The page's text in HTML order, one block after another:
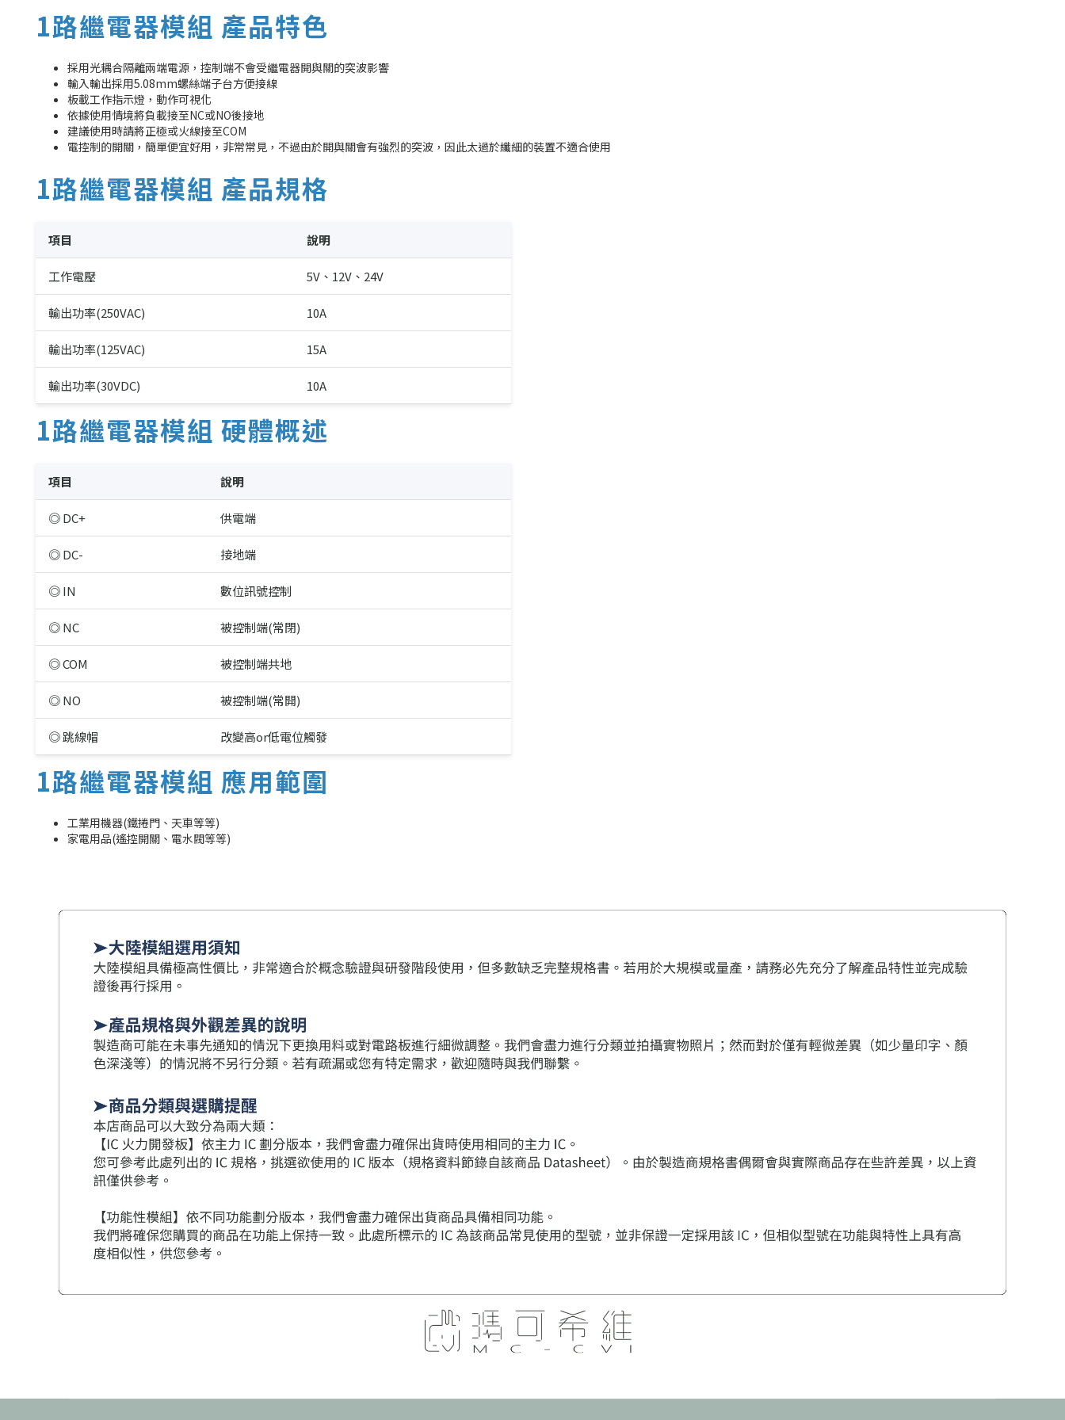
1路繼電器模組 產品特色
採用光耦合隔離兩端電源，控制端不會受繼電器開與關的突波影響
輸入輸出採用5.08mm螺絲端子台方便接線
板載工作指示燈，動作可視化
依據使用情境將負載接至NC或NO後接地
建議使用時請將正極或火線接至COM
電控制的開關，簡單便宜好用，非常常見，不過由於開與關會有強烈的突波，因此太過於纖細的裝置不適合使用
1路繼電器模組 產品規格
項目 說明
工作電壓 5V、12V、24V
輸出功率(250VAC) 10A
輸出功率(125VAC) 15A
輸出功率(30VDC) 10A
1路繼電器模組 硬體概述
項目 說明
◎ DC+ 供電端
◎ DC- 接地端
◎ IN 數位訊號控制
◎ NC 被控制端(常閉)
◎ COM 被控制端共地
◎ NO 被控制端(常開)
◎ 跳線帽 改變高or低電位觸發
1路繼電器模組 應用範圍
工業用機器(鐵捲門、天車等等)
家電用品(遙控開關、電水閥等等)